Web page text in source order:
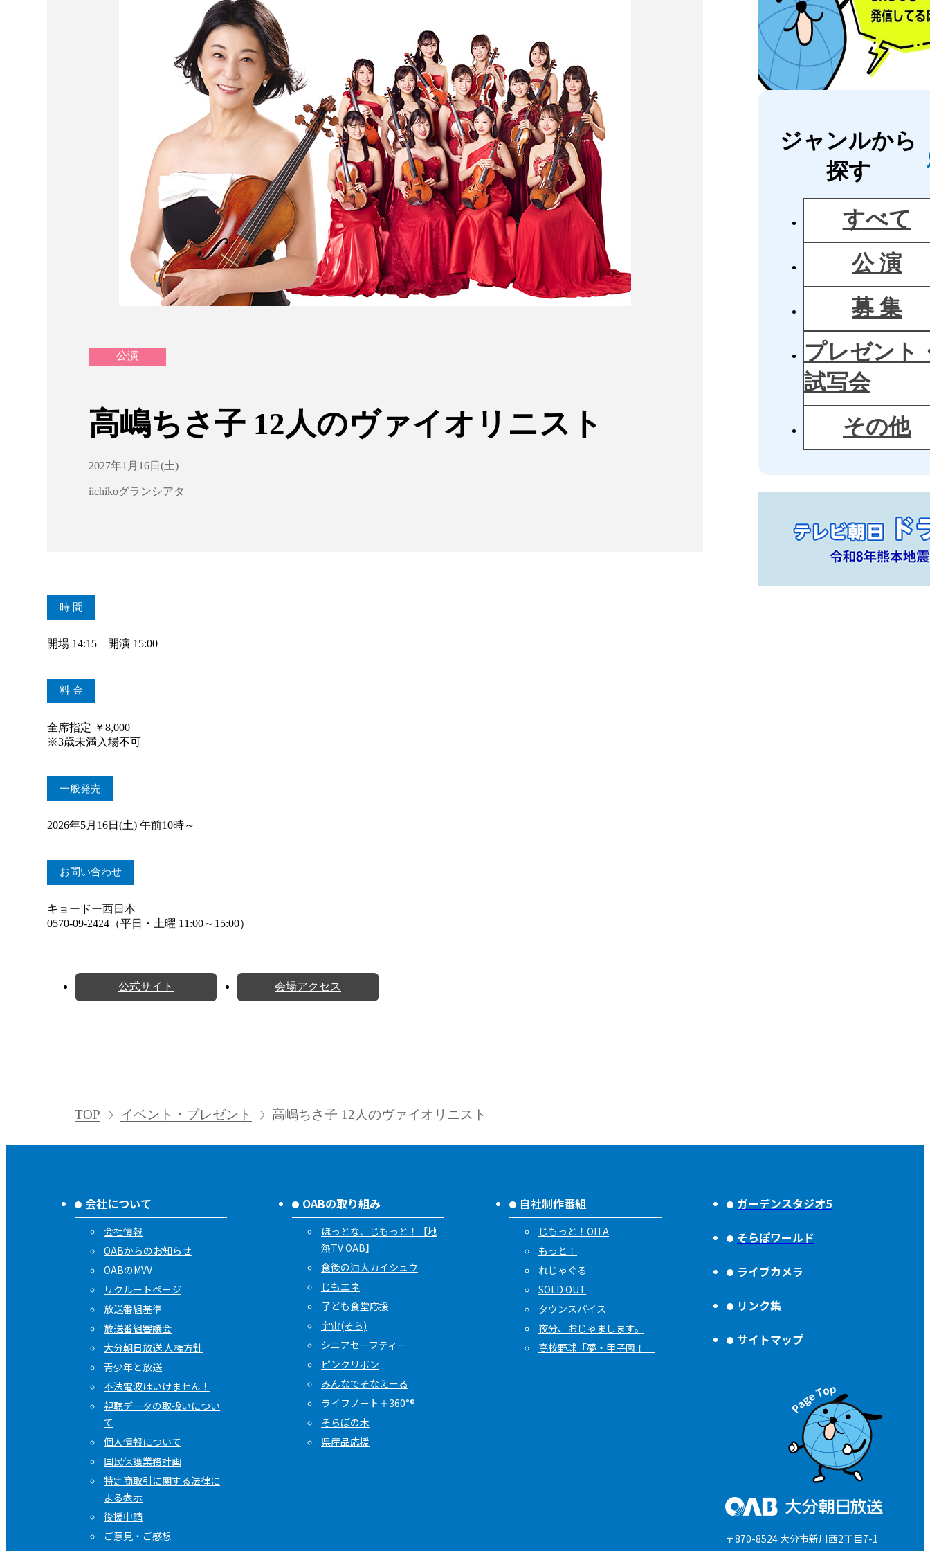
公演
高嶋ちさ子 12人のヴァイオリニスト
2027年1月16日(土)
iichikoグランシアタ
時 間
開場 14:15 開演 15:00
料 金
全席指定 ￥8,000
※3歳未満入場不可
一般発売
2026年5月16日(土) 午前10時～
お問い合わせ
キョードー西日本
0570-09-2424（平日・土曜 11:00～15:00）
公式サイト 会場アクセス
ジャンルから
探す
すべて
公 演
募 集
プレゼント
試写会
その他
TOP イベント・プレゼント 高嶋ちさ子 12人のヴァイオリニスト
会社について
会社情報
OABからのお知らせ
OABのMVV
リクルートページ
放送番組基準
放送番組審議会
大分朝日放送 人権方針
青少年と放送
不法電波はいけません！
視聴データの取扱いについ
て
個人情報について
国民保護業務計画
特定商取引に関する法律に
よる表示
後援申請
ご意見・ご感想
OABの取り組み
ほっとな、じもっと！【地
熱TV OAB】
食後の油大カイシュウ
じもエネ
子ども食堂応援
宇宙(そら)
シニアセーフティー
ピンクリボン
みんなでそなえーる
ライフノート＋360°®
そらぽの木
県産品応援
自社制作番組
じもっと！OITA
もっと！
れじゃぐる
SOLD OUT
タウンスパイス
夜分、おじゃまします。
高校野球「夢・甲子園！」
ガーデンスタジオ5
そらぽワールド
ライブカメラ
リンク集
サイトマップ
〒870-8524 大分市新川西2丁目7-1